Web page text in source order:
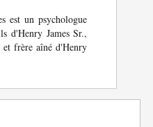
est un psychologue
d'Henry James Sr.,
et frère aîné d'Henry